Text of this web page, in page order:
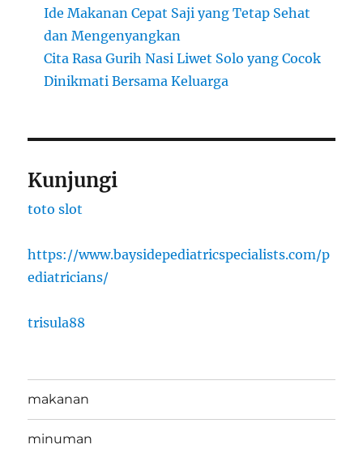
Ide Makanan Cepat Saji yang Tetap Sehat
dan Mengenyangkan
Cita Rasa Gurih Nasi Liwet Solo yang Cocok
Dinikmati Bersama Keluarga
Kunjungi
toto slot
https://www.baysidepediatricspecialists.com/p
ediatricians/
trisula88
makanan
minuman